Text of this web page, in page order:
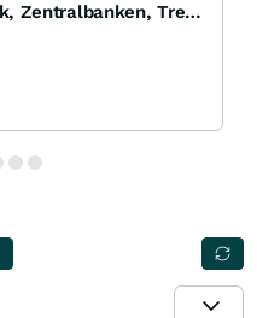
Das große Ganze - was Politik, Zentralbanken, Trends, Medien und Gesellschaft mit Aktien, Rohstoffen